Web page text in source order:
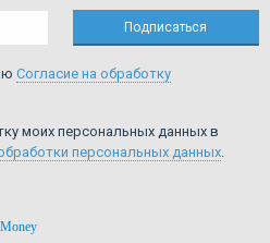
Согласие на обработку
моих персональных данных в
персональных данных.